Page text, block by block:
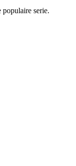
populaire serie.